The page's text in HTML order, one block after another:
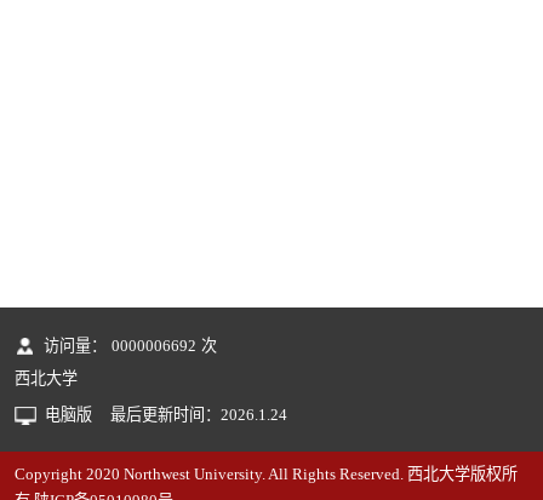
访问量： 0000006692 次
西北大学
电脑版
最后更新时间： 2026 1 24
Copyright 2020 Northwest University. All Rights Reserved. 西北大学版权所